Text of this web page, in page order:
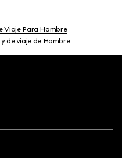
Viaje Para Hombre
de viaje de Hombre